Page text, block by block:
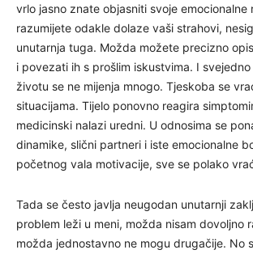
vrlo jasno znate objasniti svoje emocionalne
razumijete odakle dolaze vaši strahovi,
unutarnja tuga. Možda možete precizno
i povezati ih s prošlim iskustvima. I
životu se ne mijenja mnogo. Tjeskoba se
situacijama. Tijelo ponovno reagira
medicinski nalazi uredni. U odnosima se
dinamike, slični partneri i iste emocionalne
početnog vala motivacije, sve se polako
Tada se često javlja neugodan unutarnji
problem leži u meni, možda nisam dovoljno
možda jednostavno ne mogu drugačije. No